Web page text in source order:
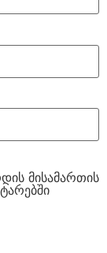
მისამართის